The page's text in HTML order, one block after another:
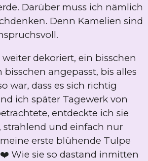
Darüber muss ich nämlich
Denn Kamelien sind
dekoriert, ein bisschen
bisschen angepasst, bis alles
war, dass es sich richtig
ich später Tagewerk von
entdeckte ich sie
strahlend und einfach nur
erste blühende Tulpe
Wie sie so dastand inmitten